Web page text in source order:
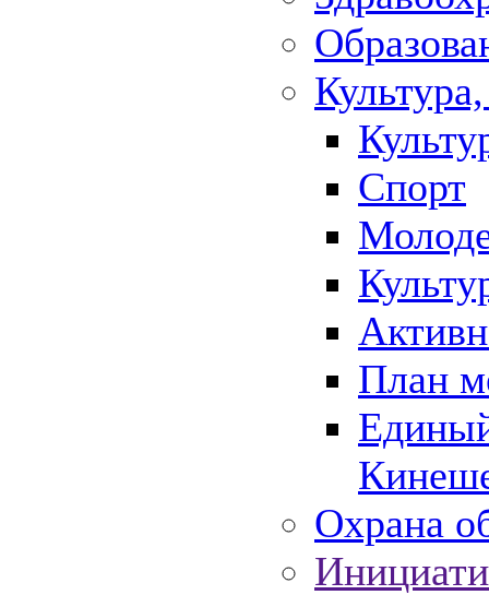
Спорт
План
Охрана